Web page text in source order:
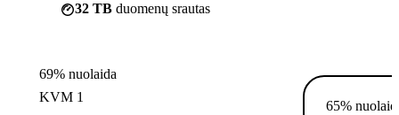
32 TB duomenų srautas
69% nuolaida
KVM 1
65%